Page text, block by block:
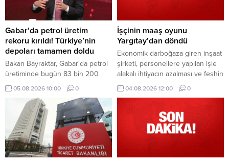
Gabar’da petrol üretim
rekoru kırıldı! Türkiye’nin
depoları tamamen doldu
Bakan Bayraktar, Gabar'da petrol
üretiminde bugün 83 bin 200
varile ulaşılarak rekor kırıldığını
duyurdu. Depo kapasitesinin
arttırılacağını ifade eden
Bayraktar, "Türkiye'nin bütün
enerji depolama tesisleri dolu
durumda" dedi.
05.08.2026 10:00 0
İşçinin maaş oyunu
Yargıtay’dan döndü
Ekonomik darboğaza giren inşaat
şirketi, personellere yapılan işle
alakalı ihtiyacın azalması ve feshin
son çare olması prensibi
ilkelerinden hareketle iş
erdirmek yerine ücrette indirime
gidilmesini teklif etti
04.08.2026 12:00 0